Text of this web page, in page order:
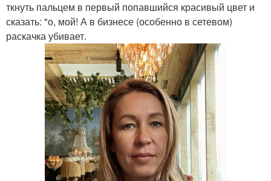
ткнуть пальцем в первый попавшийся красивый цвет и
сказать: "о, мой! А в бизнесе (особенно в сетевом)
раскачка убивает.